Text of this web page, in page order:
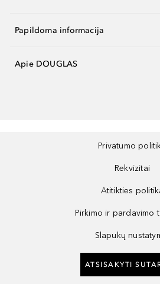
Papildoma informacija
Apie DOUGLAS
Privatumo
Rekvizitai
Atitikties
Pirkimo ir pardavimo
Slapukų
ATSISAKYTI